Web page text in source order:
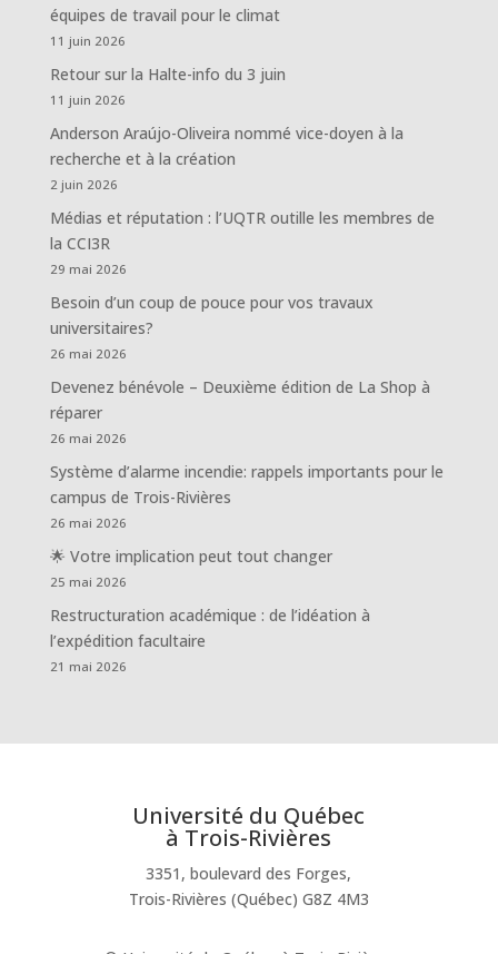
équipes de travail pour le climat
11 juin 2026
Retour sur la Halte-info du 3 juin
11 juin 2026
Anderson Araújo-Oliveira nommé vice-doyen à la
recherche et à la création
2 juin 2026
Médias et réputation : l’UQTR outille les membres de
la CCI3R
29 mai 2026
Besoin d’un coup de pouce pour vos travaux
universitaires?
26 mai 2026
Devenez bénévole – Deuxième édition de La Shop à
réparer
26 mai 2026
Système d’alarme incendie: rappels importants pour le
campus de Trois-Rivières
26 mai 2026
🌟 Votre implication peut tout changer
25 mai 2026
Restructuration académique : de l’idéation à
l’expédition facultaire
21 mai 2026
Université du Québec
à Trois-Rivières
3351, boulevard des Forges,
Trois-Rivières (Québec) G8Z 4M3